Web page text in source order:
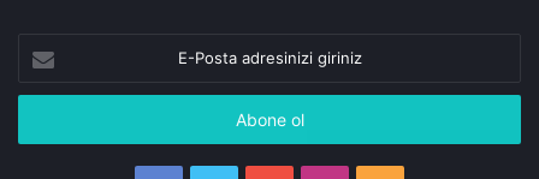
Posta
adresinizi